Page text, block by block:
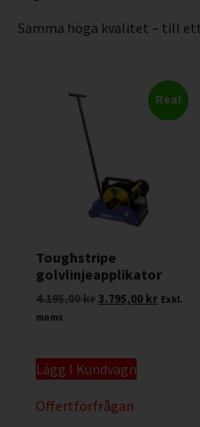
Samma höga kvalitet – till
Rea!
Toughstripe
golvlinjeapplikator
4.195,00kr3.795,00 kr Exkl.
moms
Lägg I Kundvagn
Offertförfrågan